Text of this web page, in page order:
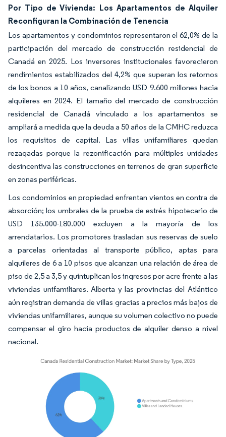
Por Tipo de Vivienda: Los Apartamentos de Alquiler
Reconfiguran la Combinación de Tenencia
Los apartamentos y condominios representaron el 62,0% de la
participación del mercado de construcción residencial de
Canadá en 2025. Los inversores institucionales favorecieron
rendimientos estabilizados del 4,2% que superan los retornos
de los bonos a 10 años, canalizando USD 9.600 millones hacia
alquileres en 2024. El tamaño del mercado de construcción
residencial de Canadá vinculado a los apartamentos se
ampliará a medida que la deuda a 50 años de la CMHC reduzca
los requisitos de capital. Las villas unifamiliares quedan
rezagadas porque la rezonificación para múltiples unidades
desincentiva las construcciones en terrenos de gran superficie
en zonas periféricas.
Los condominios en propiedad enfrentan vientos en contra de
absorción; los umbrales de la prueba de estrés hipotecario de
USD 135.000-180.000 excluyen a la mayoría de los
arrendatarios. Los promotores trasladan sus reservas de suelo
a parcelas orientadas al transporte público, aptas para
alquileres de 6 a 10 pisos que alcanzan una relación de área de
piso de 2,5 a 3,5 y quintuplican los ingresos por acre frente a las
viviendas unifamiliares. Alberta y las provincias del Atlántico
aún registran demanda de villas gracias a precios más bajos de
viviendas unifamiliares, aunque su volumen colectivo no puede
compensar el giro hacia productos de alquiler denso a nivel
nacional.